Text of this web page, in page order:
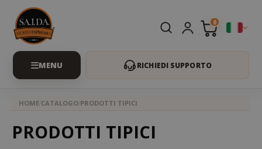
0
RICHIEDI SUPPORTO
HOME CATALOGO PRODOTTI TIPICI
PRODOTTI TIPICI